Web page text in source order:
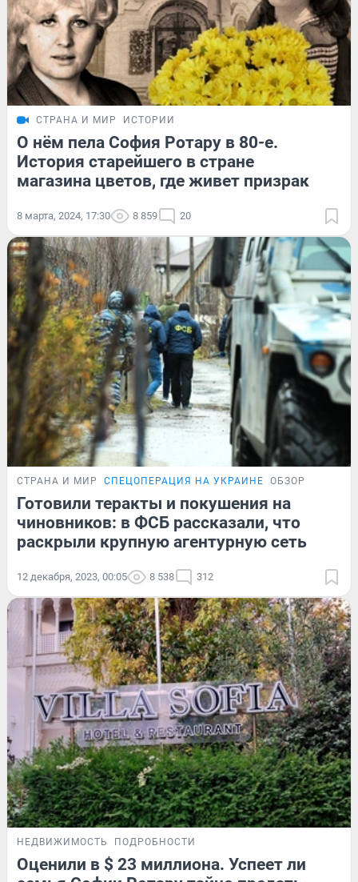
СТРАНА И МИР ИСТОРИИ
О нём пела София Ротару в 80-е.
История старейшего в стране
магазина цветов, где живет призрак
8 марта, 2024, 17:30 8 859 20
СТРАНА И МИР СПЕЦОПЕРАЦИЯ НА УКРАИНЕ ОБЗОР
Готовили теракты и покушения на
чиновников: в ФСБ рассказали, что
раскрыли крупную агентурную сеть
12 декабря, 2023, 00:05 8 538 312
НЕДВИЖИМОСТЬ ПОДРОБНОСТИ
Оценили в $ 23 миллиона. Успеет ли